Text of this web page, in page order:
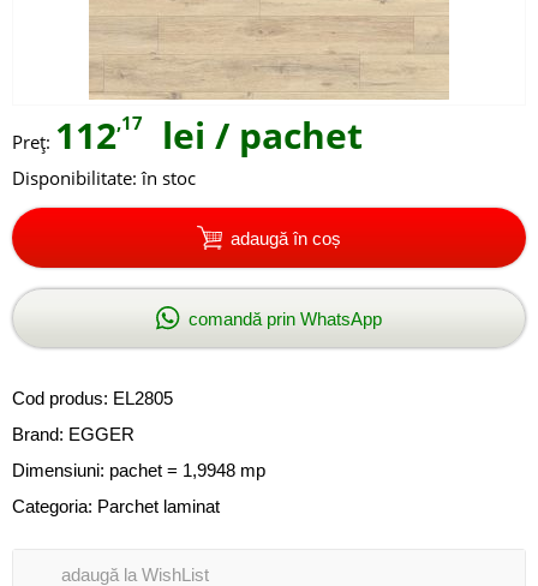
Preţ: 112,17 lei / pachet
Disponibilitate: în stoc
adaugă în coș
comandă prin WhatsApp
Cod produs: EL2805
Brand: EGGER
Dimensiuni: pachet = 1,9948 mp
Categoria: Parchet laminat
adaugă la WishList